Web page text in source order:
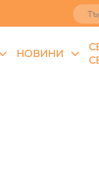
НОВИНИ